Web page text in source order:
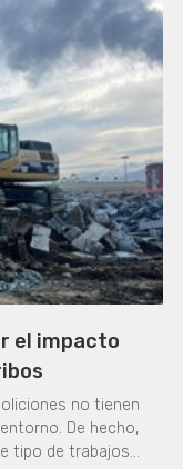
especialistas
de tierras en
de esta duda
lo que hacemos a
y
el impacto
no tienen
De hecho,
tipo de trabajos